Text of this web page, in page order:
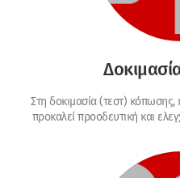
Στη δοκιμασία (τεστ)
προκαλεί προοδευτική και